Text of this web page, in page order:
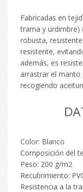
Fabricadas en
trama y urdimbre)
robusta,
resistente,
además, es
arrastrar el manto
recogiendo
Color: Blanco
Composición del
Peso: 200 g/m2
Recubrimiento:
Resistencia a la